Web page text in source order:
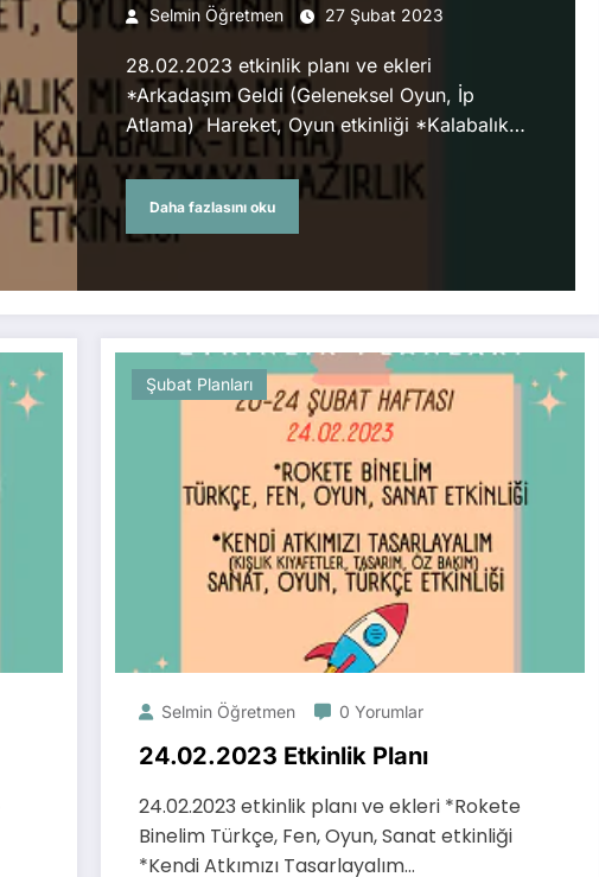
Selmin Öğretmen 27 Şubat 2023
28.02.2023 etkinlik planı ve ekleri
*Arkadaşım Geldi (Geleneksel Oyun, İp
Atlama) Hareket, Oyun etkinliği *Kalabalık…
Daha fazlasını oku
Şubat Planları
Selmin Öğretmen 0 Yorumlar
24.02.2023 Etkinlik Planı
24.02.2023 etkinlik planı ve ekleri *Rokete
Binelim Türkçe, Fen, Oyun, Sanat etkinliği
*Kendi Atkımızı Tasarlayalım…